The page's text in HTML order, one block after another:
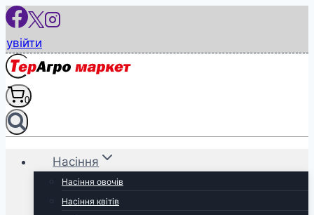
Перейти
вмісту
увійти
0
Насіння
Насіння овочів
Насіння квітів